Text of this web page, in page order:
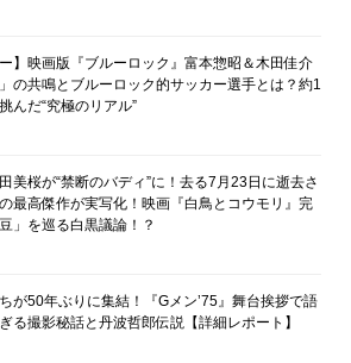
ー】映画版『ブルーロック』富本惣昭＆木田佳介
の共鳴とブルーロック的サッカー選手とは？約1
んだ“究極のリアル”
美桜が“禁断のバディ”に！去る7月23日に逝去さ
最高傑作が実写化！映画『白鳥とコウモリ』完
」を巡る白黒議論！？
が50年ぶりに集結！『Gメン’75』舞台挨拶で語
る撮影秘話と丹波哲郎伝説【詳細レポート】